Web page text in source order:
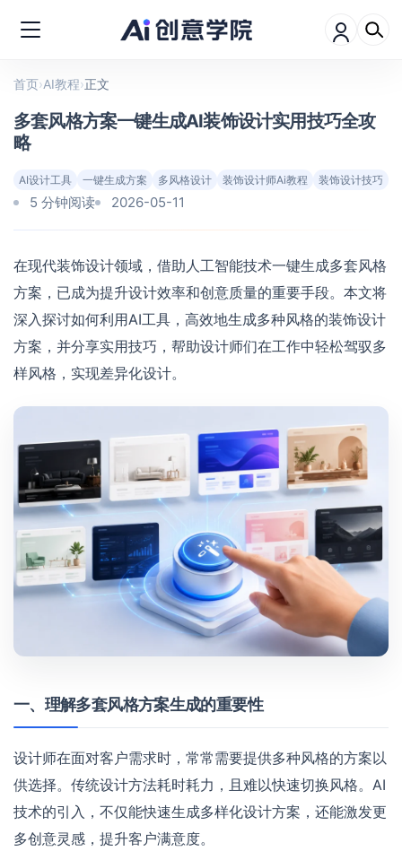
首页›AI教程›正文
多套风格方案一键生成AI装饰设计实用技巧全攻
略
AI设计工具 一键生成方案 多风格设计 装饰设计师Ai教程 装饰设计技巧
5 分钟阅读 2026-05-11
在现代装饰设计领域，借助人工智能技术一键生成多套风格
方案，已成为提升设计效率和创意质量的重要手段。本文将
深入探讨如何利用AI工具，高效地生成多种风格的装饰设计
方案，并分享实用技巧，帮助设计师们在工作中轻松驾驭多
样风格，实现差异化设计。
一、理解多套风格方案生成的重要性
设计师在面对客户需求时，常常需要提供多种风格的方案以
供选择。传统设计方法耗时耗力，且难以快速切换风格。AI
技术的引入，不仅能快速生成多样化设计方案，还能激发更
多创意灵感，提升客户满意度。